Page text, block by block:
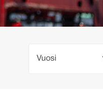
Vuosi